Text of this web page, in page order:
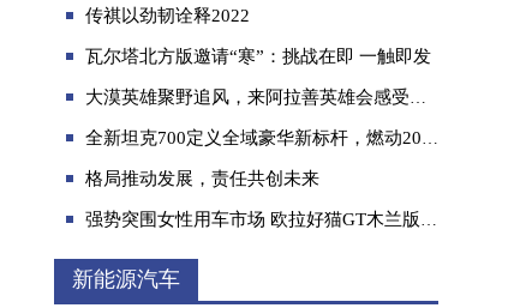
一辆车一家人新哈弗H5通勤自驾说走就走
传祺以劲韧诠释2022
瓦尔塔北方版邀请“寒”：挑战在即 一触即发
大漠英雄聚野追风，来阿拉善英雄会感受哈弗H9霸气称雄！
​全新坦克700定义全域豪华新标杆，燃动2026北京车展
格局推动发展，责任共创未来
强势突围女性用车市场 欧拉好猫GT木兰版有何过人之处？
新能源汽车